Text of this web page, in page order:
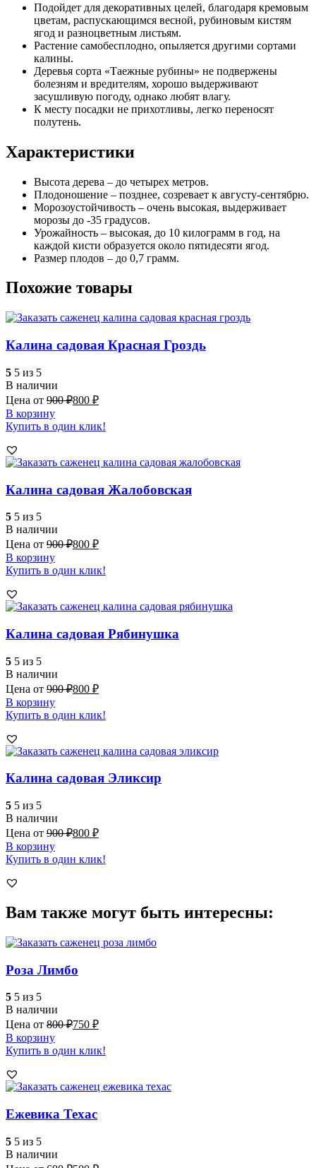
Подойдет для декоративных целей, благодаря кремовым
цветам, распускающимся весной, рубиновым кистям
ягод и разноцветным листьям.
Растение самобесплодно, опыляется другими сортами
калины.
Деревья сорта «Таежные рубины» не подвержены
болезням и вредителям, хорошо выдерживают
засушливую погоду, однако любят влагу.
К месту посадки не прихотливы, легко переносят
полутень.
Характеристики
Высота дерева – до четырех метров.
Плодоношение – позднее, созревает к августу-сентябрю.
Морозоустойчивость – очень высокая, выдерживает
морозы до -35 градусов.
Урожайность – высокая, до 10 килограмм в год, на
каждой кисти образуется около пятидесяти ягод.
Размер плодов – до 0,7 грамм.
Похожие товары
Калина садовая Красная Гроздь
5 5 из 5
В наличии
Цена от 900₽800 ₽
В корзину
Купить в один клик!
Калина садовая Жалобовская
5 5 из 5
В наличии
Цена от 900₽800 ₽
В корзину
Купить в один клик!
Калина садовая Рябинушка
5 5 из 5
В наличии
Цена от 900₽800 ₽
В корзину
Купить в один клик!
Калина садовая Эликсир
5 5 из 5
В наличии
Цена от 900₽800 ₽
В корзину
Купить в один клик!
Вам также могут быть интересны:
Роза Лимбо
5 5 из 5
В наличии
Цена от 800₽750 ₽
В корзину
Купить в один клик!
Ежевика Техас
5 5 из 5
В наличии